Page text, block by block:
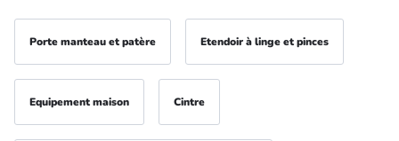
Porte manteau et patère Etendoir à linge et pinces
Equipement maison Cintre